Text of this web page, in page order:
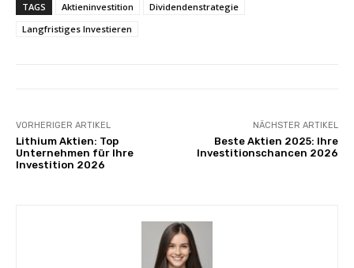
TAGS Aktieninvestition
Dividendenstrategie
Langfristiges Investieren
VORHERIGER ARTIKEL
Lithium Aktien: Top
Unternehmen für Ihre
Investition 2026
NÄCHSTER ARTIKEL
Beste Aktien 2025: Ihre
Investitionschancen 2026